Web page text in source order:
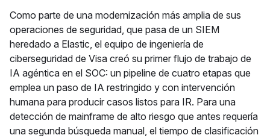
Como parte de una modernización más amplia de sus
operaciones de seguridad, que pasa de un SIEM
heredado a Elastic, el equipo de ingeniería de
ciberseguridad de Visa creó su primer flujo de trabajo de
IA agéntica en el SOC: un pipeline de cuatro etapas que
emplea un paso de IA restringido y con intervención
humana para producir casos listos para IR. Para una
detección de mainframe de alto riesgo que antes requería
una segunda búsqueda manual, el tiempo de clasificación